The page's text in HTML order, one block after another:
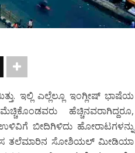
ಇಲ್ಲಿ ಎಲ್ಲೆಲ್ಲೂ ಇಂಗ್ಲೀಷ್ ಭಾಷೆಯ
ಹೆಚ್ಚಿನವರಾಗಿದ್ದರೂ,
ಬೀದಿಗಿಳಿದು ಹೋರಾಟಗಳನ್ನು
ಹೊಸ ತಲೆಮಾರಿನ ಸೋಶಿಯಲ್ ಮೀಡಿಯಾ